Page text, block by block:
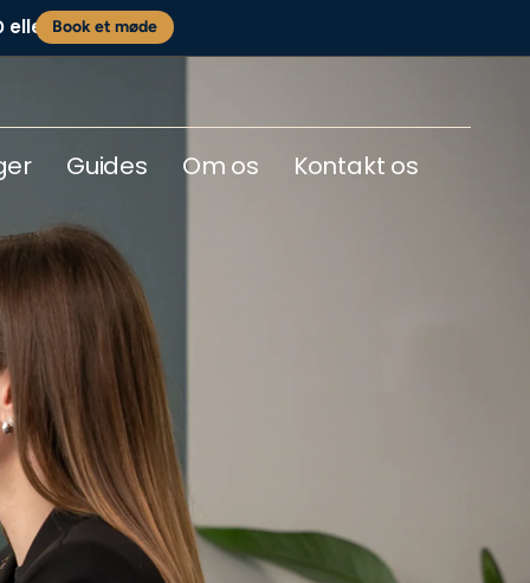
eller Book et møde
Guides Om os Kontakt os